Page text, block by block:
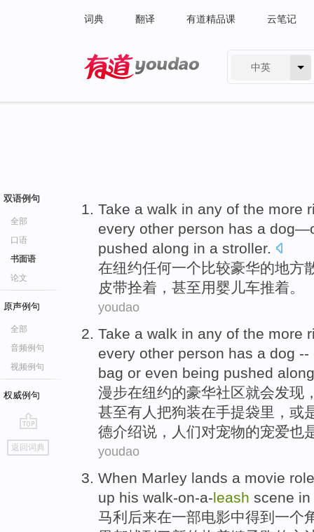
词典 翻译 有道精品课 云笔记
中英
双语例句
全部
口语
书面语
论文
原声例句
全部
音频例句
视频例句
权威例句
go
top
返回词典
Take a walk in any of the more
every other person has a dog—
pushed along in a stroller.
在纽约任何一个比较豪华的地方
皮带拴着，甚至用婴儿车推着。
youdao
Take a walk in any of the more
every other person has a dog --
bag or even being pushed
漫步在纽约的豪华社区就会发现
甚至有人把狗装在手提袋里， 或
德介绍说，人们对宠物的宠爱也
youdao
When Marley lands a movie role
up his walk-on-a-leash scene in
马利 后来在一部电影中得到 一个